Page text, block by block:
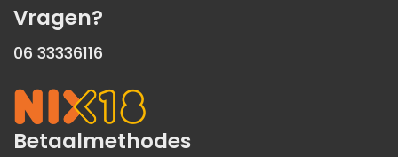
Vragen?
06 33336116
Betaalmethodes